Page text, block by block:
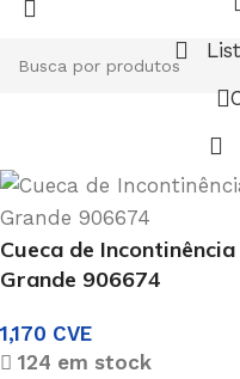
Cueca de
Grande 906674
1,170 CVE
124 em stock